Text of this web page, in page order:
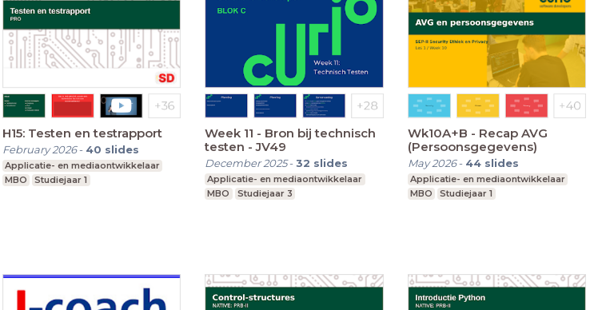
H15: Testen en testrapport
February 2026- 40 slides
Applicatie- en mediaontwikkelaar
MBO
Studiejaar 1
Week 11 - Bron bij technisch
testen - JV49
December 2025-32 slides
Applicatie- en mediaontwikkelaar
MBO
Studiejaar 3
Wk10A+B - Recap AVG
(Persoonsgegevens)
May 2026- 44 slides
Applicatie- en mediaontwikkelaar
MBO
Studiejaar 1